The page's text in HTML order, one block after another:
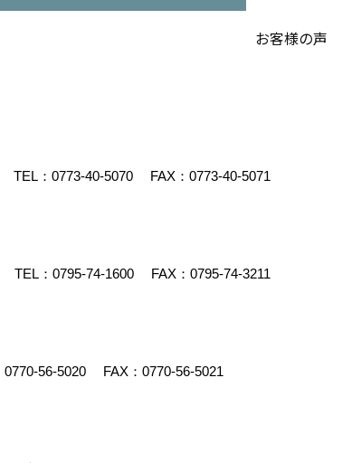
お客様の声
TEL： 0773-40-5070
FAX：0773-40-5071
TEL： 0795-74-1600
FAX：0795-74-3211
0770-56-5020
FAX：0770-56-5021